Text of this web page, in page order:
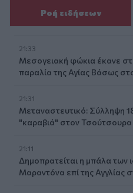
Ροή ειδήσεων
21:33
Μεσογειακή φώκια έκανε
παραλία της Αγίας Βάσως
21:31
Μεταναστευτικό: Σύλληψη
"καραβιά" στον Τσούτσουρα
21:11
Δημοπρατείται η μπάλα των
Μαραντόνα επί της Αγγλίας